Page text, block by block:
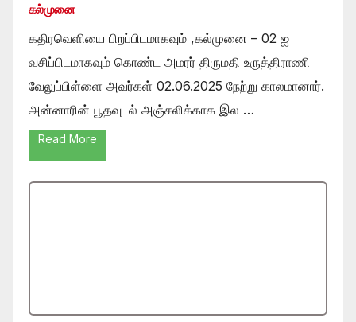
கல்முனை
கதிரவெளியை பிறப்பிடமாகவும் ,கல்முனை – 02 ஐ
வசிப்பிடமாகவும் கொண்ட அமரர் திருமதி உருத்திராணி
வேலுப்பிள்ளை அவர்கள் 02.06.2025 நேற்று காலமானார்.
அன்னாரின் பூதவுடல் அஞ்சலிக்காக இல …
Read More